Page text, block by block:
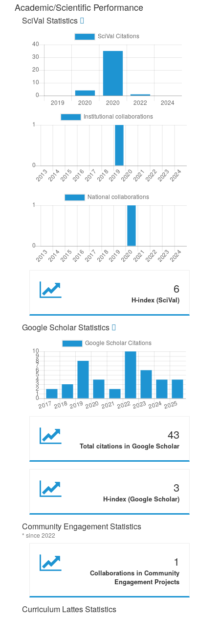
Academic/Scientific Performance
SciVal Statistics
6
H-index (SciVal)
Google Scholar Statistics
43
Total citations in Google Scholar
3
H-index (Google Scholar)
Community Engagement Statistics
* since 2022
1
Collaborations in Community
Engagement Projects
Curriculum Lattes Statistics